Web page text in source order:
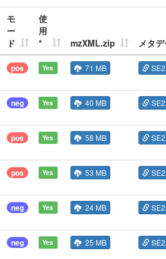
モ
ー
ド
使
用
*
mzXML.zip
メタ
pos Yes 71 MB
neg Yes 40 MB
pos Yes 58 MB
pos Yes 53 MB
neg Yes 24 MB
neg Yes 25 MB